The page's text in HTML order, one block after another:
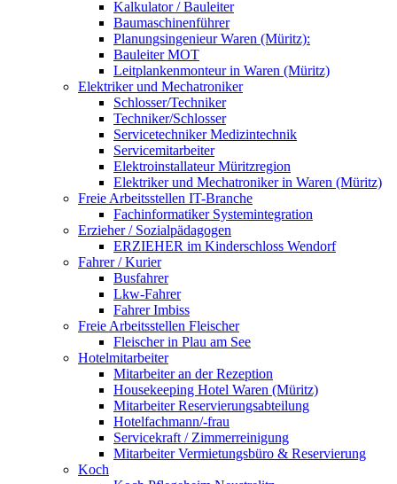
Kalkulator / Bauleiter
Baumaschinenführer
Planungsingenieur Waren (Müritz):
Bauleiter MOT
Leitplankenmonteur in Waren (Müritz)
Elektriker und Mechatroniker
Schlosser/Techniker
Techniker/Schlosser
Servicetechniker Medizintechnik
Servicemitarbeiter
Elektroinstallateur Müritzregion
Elektriker und Mechatroniker in Waren (Müritz)
Freie Arbeitsstellen IT-Branche
Fachinformatiker Systemintegration
Erzieher / Sozialpädagogen
ERZIEHER im Kinderschloss Wendorf
Fahrer / Kurier
Busfahrer
Lkw-Fahrer
Fahrer Imbiss
Freie Arbeitsstellen Fleischer
Fleischer in Plau am See
Hotelmitarbeiter
Mitarbeiter an der Rezeption
Housekeeping Hotel Waren (Müritz)
Mitarbeiter Reservierungsabteilung
Hotelfachmann/-frau
Servicekraft / Zimmerreinigung
Mitarbeiter Vermietungsbüro & Reservierung
Koch